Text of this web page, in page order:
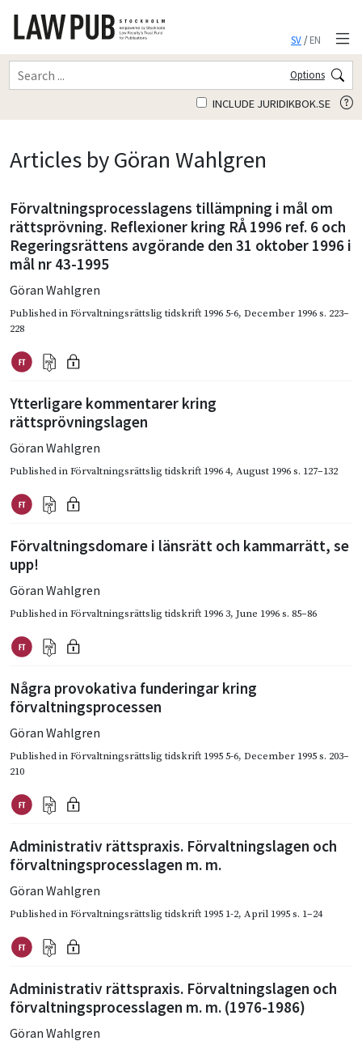
SV/EN
Options
INCLUDE JURIDIKBOK.SE
Articles by Göran Wahlgren
Förvaltningsprocesslagens tillämpning i mål om
rättsprövning. Reflexioner kring RÅ 1996 ref. 6 och
Regeringsrättens avgörande den 31 oktober 1996 i
mål nr 43-1995
Göran Wahlgren
Published inFörvaltningsrättslig tidskrift 1996 5-6, December 1996s. 223–
228
Ytterligare kommentarer kring
rättsprövningslagen
Göran Wahlgren
Published inFörvaltningsrättslig tidskrift 1996 4, August 1996s. 127–132
Förvaltningsdomare i länsrätt och kammarrätt, se
upp!
Göran Wahlgren
Published inFörvaltningsrättslig tidskrift 1996 3, June 1996s. 85–86
Några provokativa funderingar kring
förvaltningsprocessen
Göran Wahlgren
Published inFörvaltningsrättslig tidskrift 1995 5-6, December 1995s. 203–
210
Administrativ rättspraxis. Förvaltningslagen och
förvaltningsprocesslagen m. m.
Göran Wahlgren
Published inFörvaltningsrättslig tidskrift 1995 1-2, April 1995s. 1–24
Administrativ rättspraxis. Förvaltningslagen och
förvaltningsprocesslagen m. m. (1976-1986)
Göran Wahlgren